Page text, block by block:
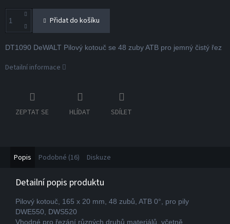
Přidat do košíku
DT1090 DeWALT Pilový kotouč se 48 zuby ATB pro jemný čistý řez
Detailní informace
ZEPTAT SE HLÍDAT SDÍLET
Popis Podobné (16) Diskuze
Detailní popis produktu
Pilový kotouč, 165 x 20 mm, 48 zubů, ATB 0°, pro pily
DWE550, DWS520
Vhodné pro řezání různých druhů materiálů, včetně